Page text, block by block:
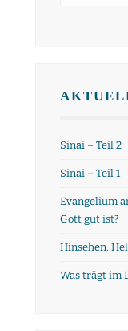
Sinai – Teil 2
Sinai – Teil 1
Evangelium
Gott gut ist?
Hinsehen.
Was trägt im